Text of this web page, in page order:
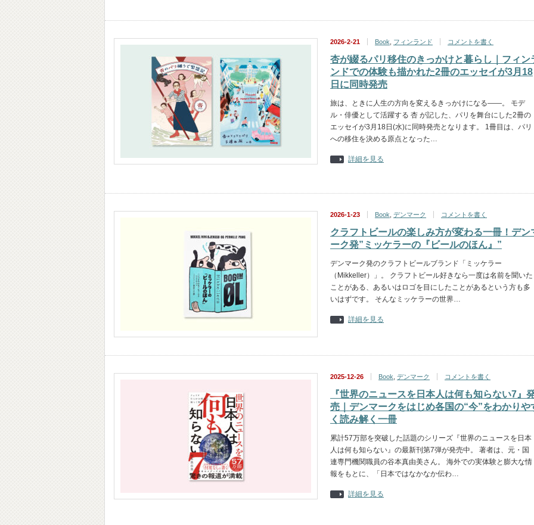
2026-2-21 Book フィンランド コメントを書く
杏が綴るパリ移住のきっかけと暮らし｜フィン
ンドでの体験も描かれた2冊のエッセイが3月18
日に同時発売
旅は、ときに人生の方向を変えるきっかけになる――。 モデ
ル・俳優として活躍する 杏 が記した、パリを舞台にした2冊の
エッセイが3月18日(水)に同時発売となります。 1冊目は、パリ
への移住を決める原点となった…
詳細を見る
2026-1-23 Book デンマーク コメントを書く
クラフトビールの楽しみ方が変わる一冊！デン
ーク発”ミッケラーの『ビールのほん』”
デンマーク発のクラフトビールブランド「ミッケラー
（Mikkeller）」。 クラフトビール好きなら一度は名前を聞いた
ことがある、あるいはロゴを目にしたことがあるという方も多
いはずです。 そんなミッケラーの世界…
詳細を見る
2025-12-26 Book デンマーク コメントを書く
『世界のニュースを日本人は何も知らない7』
売｜デンマークをはじめ各国の“今”をわかりや
く読み解く一冊
累計57万部を突破した話題のシリーズ『世界のニュースを日本
人は何も知らない』の最新刊第7弾が発売中。 著者は、元・国
連専門機関職員の谷本真由美さん。 海外での実体験と膨大な情
報をもとに、「日本ではなかなか伝わ…
詳細を見る